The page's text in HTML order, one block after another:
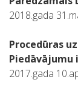
2018.gada
Procedūras
Piedāvājumu
2017.gada